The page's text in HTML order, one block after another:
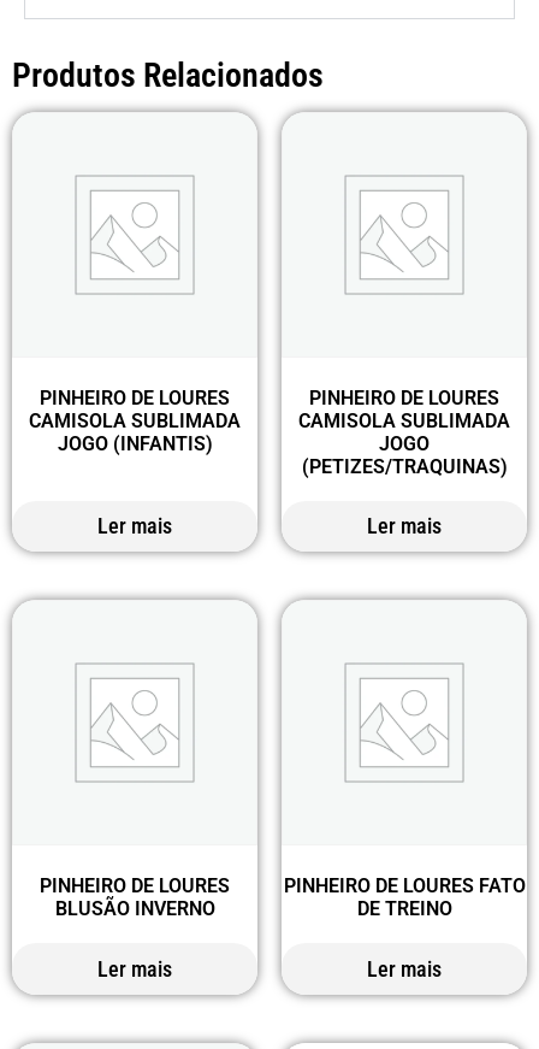
Produtos Relacionados
PINHEIRO DE LOURES
CAMISOLA SUBLIMADA
JOGO (INFANTIS)
Ler mais
PINHEIRO DE LOURES
CAMISOLA SUBLIMADA
JOGO
(PETIZES/TRAQUINAS)
Ler mais
PINHEIRO DE LOURES
BLUSÃO INVERNO
Ler mais
PINHEIRO DE LOURES FATO
DE TREINO
Ler mais